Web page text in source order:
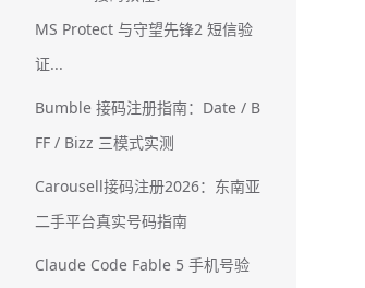
MS Protect 与守望先锋2 短信验
证...
Bumble 接码注册指南：Date / B
FF / Bizz 三模式实测
Carousell接码注册2026：东南亚
二手平台真实号码指南
Claude Code Fable 5 手机号验